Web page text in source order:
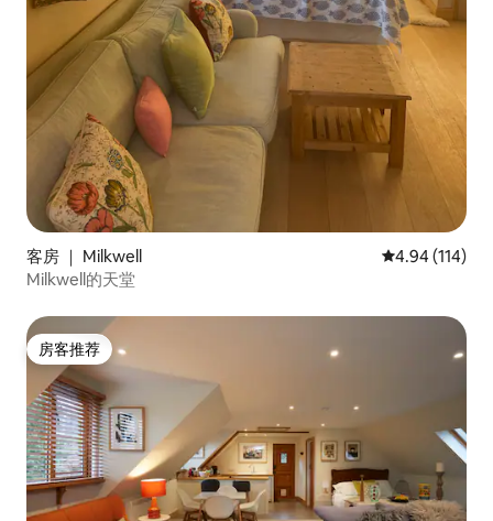
客房 ｜ Milkwell 平均评分 4.94
4.94 (114)
Milkwell的天堂
房客推荐
房客推荐